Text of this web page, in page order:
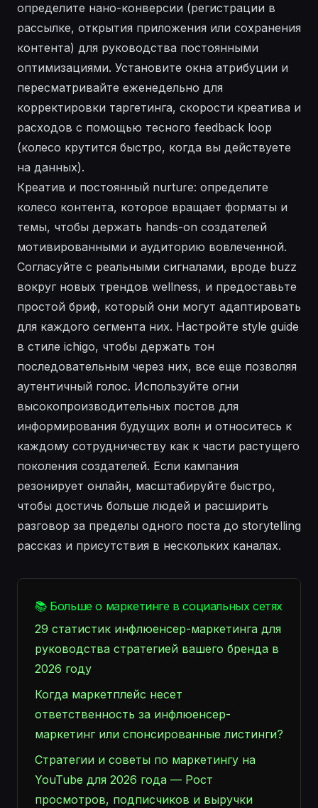
определите нано-конверсии (регистрации в
рассылке, открытия приложения или сохранения
контента) для руководства постоянными
оптимизациями. Установите окна атрибуции и
пересматривайте еженедельно для
корректировки таргетинга, скорости креатива и
расходов с помощью тесного feedback loop
(колесо крутится быстро, когда вы действуете
на данных).
Креатив и постоянный nurture: определите
колесо контента, которое вращает форматы и
темы, чтобы держать hands-on создателей
мотивированными и аудиторию вовлеченной.
Согласуйте с реальными сигналами, вроде buzz
вокруг новых трендов wellness, и предоставьте
простой бриф, который они могут адаптировать
для каждого сегмента них. Настройте style guide
в стиле ichigo, чтобы держать тон
последовательным через них, все еще позволяя
аутентичный голос. Используйте огни
высокопроизводительных постов для
информирования будущих волн и относитесь к
каждому сотрудничеству как к части растущего
поколения создателей. Если кампания
резонирует онлайн, масштабируйте быстро,
чтобы достичь больше людей и расширить
разговор за пределы одного поста до storytelling
рассказ и присутствия в нескольких каналах.
📚 Больше о маркетинге в социальных сетях
29 статистик инфлюенсер-маркетинга для
руководства стратегией вашего бренда в
2026 году
Когда маркетплейс несет
ответственность за инфлюенсер-
маркетинг или спонсированные листинги?
Стратегии и советы по маркетингу на
YouTube для 2026 года — Рост
просмотров, подписчиков и выручки